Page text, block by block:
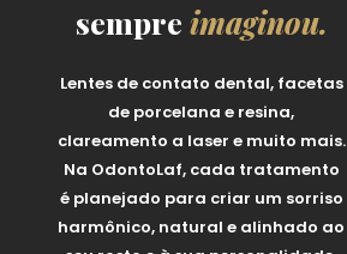
sempre imaginou.
Lentes de contato dental, facetas
de porcelana e resina,
clareamento a laser e muito mais.
Na OdontoLaf, cada tratamento
é planejado para criar um sorriso
harmônico, natural e alinhado ao